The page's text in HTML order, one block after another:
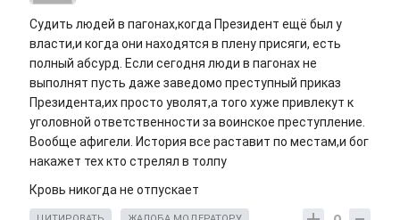
Судить людей в пагонах,когда Президент ещё был у
власти,и когда они находятся в плену присяги, есть
полный абсурд. Если сегодня люди в пагонах не
выполнят пусть даже заведомо преступный приказ
Президента,их просто уволят,а того хуже привлекут к
уголовной ответственности за воинское преступление.
Вообще афигели. История все раставит по местам,и бог
накажет тех кто стрелял в толпу
Кровь никогда не отпускает